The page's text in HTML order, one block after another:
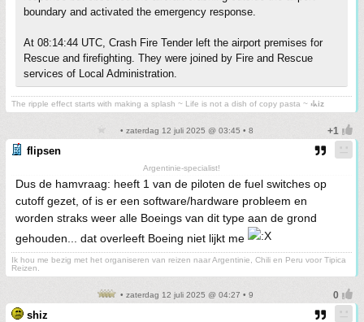
boundary and activated the emergency response.
At 08:14:44 UTC, Crash Fire Tender left the airport premises for
Rescue and firefighting. They were joined by Fire and Rescue
services of Local Administration.
The ripple effect starts with making a splash ~ Life is not a dish of copy pasta ~ ⳽ᖾiz
• zaterdag 12 juli 2025 @ 03:45 • 8
flipsen
Argentinie-specialist!
Dus de hamvraag: heeft 1 van de piloten de fuel switches op
cutoff gezet, of is er een software/hardware probleem en
worden straks weer alle Boeings van dit type aan de grond
gehouden... dat overleeft Boeing niet lijkt me
Ik hou me bezig met het organiseren van reizen naar Argentinie, Chili en Peru voor Tipica
Reizen.
• zaterdag 12 juli 2025 @ 04:27 • 9
shiz